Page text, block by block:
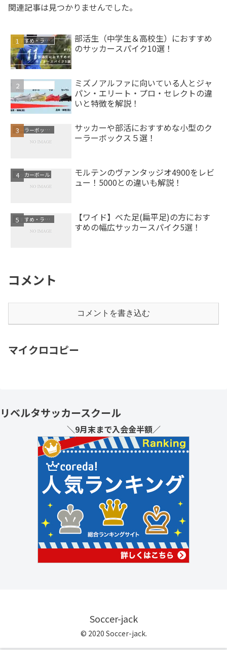
関連記事は見つかりませんでした。
おすすめ・ランキング
部活生（中学生＆高校生）におすすめ
のサッカースパイク10選！
ミズノアルファに向いている人とジャ
パン・エリート・プロ・セレクトの違
いと特徴を解説！
クーラーボックス
サッカーや部活におすすめな小型のク
ーラーボックス５選！
サッカーボール
モルテンのヴァンタッジオ4900をレビ
ュー！5000との違いも解説！
おすすめ・ランキング
【ワイド】べた足(扁平足)の方におす
すめの幅広サッカースパイク5選！
コメント
コメントを書き込む
マイクロコピー
リベルタサッカースクール
＼9月末まで入会金半額／
Soccer-jack
© 2020 Soccer-jack.